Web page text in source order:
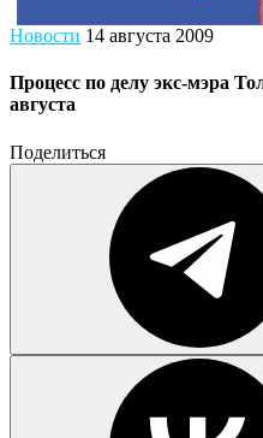
Новости 14 августа 2009
Процесс по делу экс-мэра
августа
Поделиться